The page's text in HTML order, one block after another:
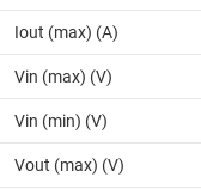
Iout (max) (A)
Vin (max) (V)
Vin (min) (V)
Vout (max) (V)